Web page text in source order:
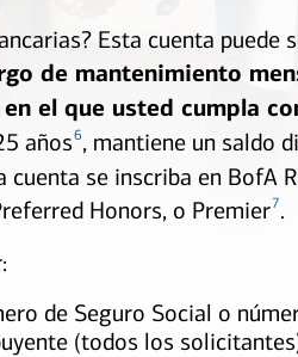
Esta cuenta puede
de mantenimiento
el que usted cumpla
años6, mantiene un saldo
se inscriba en BofA
Honors, o Premier7.
de Seguro Social o
(todos los